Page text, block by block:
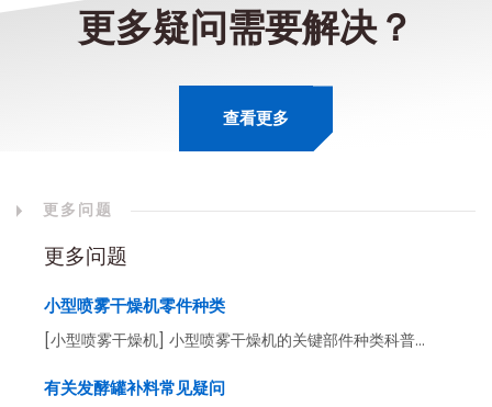
更多疑问需要解决？
查看更多
更多问题
更多问题
小型喷雾干燥机零件种类
[小型喷雾干燥机] 小型喷雾干燥机的关键部件种类科普...
有关发酵罐补料常见疑问